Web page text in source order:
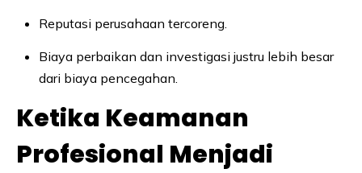
Reputasi perusahaan tercoreng.
Biaya perbaikan dan investigasi justru lebih besar
dari biaya pencegahan.
Ketika Keamanan
Profesional Menjadi